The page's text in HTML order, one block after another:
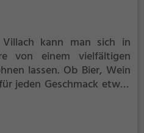
kann man sich in
von einem vielfältigen
lassen. Ob Bier, Wein
jeden Geschmack etwas
gelungenes Erlebnis.